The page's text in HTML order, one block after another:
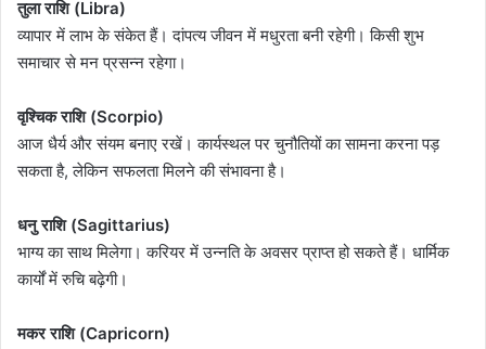
तुला राशि (Libra)
व्यापार में लाभ के संकेत हैं। दांपत्य जीवन में मधुरता बनी रहेगी। किसी शुभ
समाचार से मन प्रसन्न रहेगा।
वृश्चिक राशि (Scorpio)
आज धैर्य और संयम बनाए रखें। कार्यस्थल पर चुनौतियों का सामना करना पड़
सकता है, लेकिन सफलता मिलने की संभावना है।
धनु राशि (Sagittarius)
भाग्य का साथ मिलेगा। करियर में उन्नति के अवसर प्राप्त हो सकते हैं। धार्मिक
कार्यों में रुचि बढ़ेगी।
मकर राशि (Capricorn)